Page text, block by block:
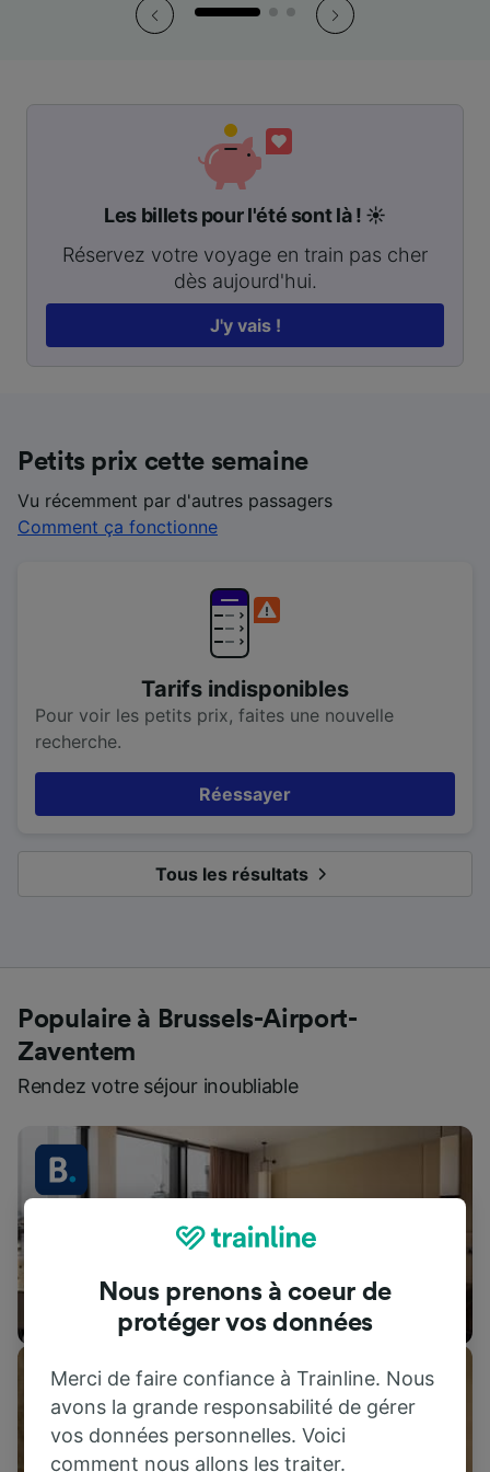
Les billets pour l'été sont là ! ☀️
Réservez votre voyage en train pas cher
dès aujourd'hui.
J'y vais !
Petits prix cette semaine
Vu récemment par d'autres passagers
Comment ça fonctionne
Tarifs indisponibles
Pour voir les petits prix, faites une nouvelle
recherche.
Réessayer
Tous les résultats
Populaire à Brussels-Airport-
Zaventem
Rendez votre séjour inoubliable
Hébergements
Nous prenons à coeur de
protéger vos données
Merci de faire confiance à Trainline. Nous
avons la grande responsabilité de gérer
vos données personnelles. Voici
comment nous allons les traiter.